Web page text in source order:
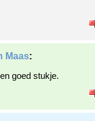
Maas:
goed stukje.